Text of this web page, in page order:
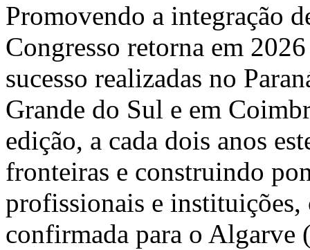
Promovendo a integração
Congresso retorna em
sucesso realizadas no
Grande do Sul e em
edição, a cada dois anos
fronteiras e construindo
profissionais e
confirmada para o Algarve